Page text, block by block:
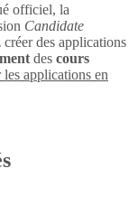
officiel, la
Candidate
des applications
des cours
applications en